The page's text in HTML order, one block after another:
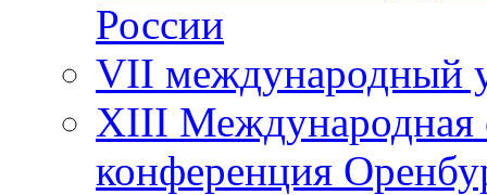
России
VII международный
XIII Международная
конференция